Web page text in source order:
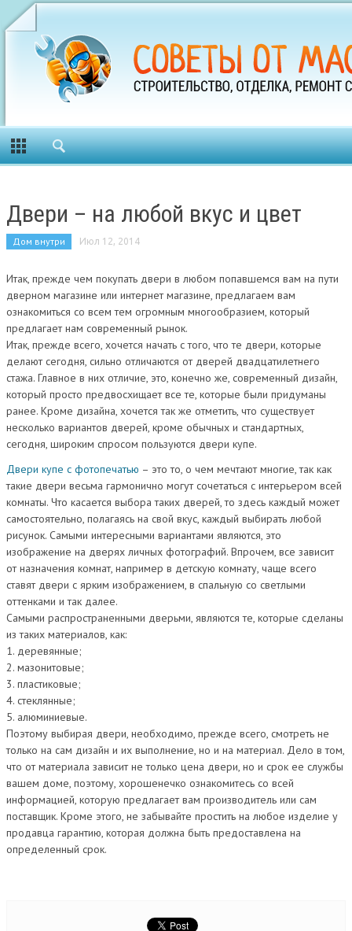
Двери – на любой вкус и цвет
Дом внутри Июл 12, 2014
Итак, прежде чем покупать двери в любом попавшемся вам на пути
дверном магазине или интернет магазине, предлагаем вам
ознакомиться со всем тем огромным многообразием, который
предлагает нам современный рынок.
Итак, прежде всего, хочется начать с того, что те двери, которые
делают сегодня, сильно отличаются от дверей двадцатилетнего
стажа. Главное в них отличие, это, конечно же, современный дизайн,
который просто предвосхищает все те, которые были придуманы
ранее. Кроме дизайна, хочется так же отметить, что существует
несколько вариантов дверей, кроме обычных и стандартных,
сегодня, широким спросом пользуются двери купе.
Двери купе с фотопечатью – это то, о чем мечтают многие, так как
такие двери весьма гармонично могут сочетаться с интерьером всей
комнаты. Что касается выбора таких дверей, то здесь каждый может
самостоятельно, полагаясь на свой вкус, каждый выбирать любой
рисунок. Самыми интересными вариантами являются, это
изображение на дверях личных фотографий. Впрочем, все зависит
от назначения комнат, например в детскую комнату, чаще всего
ставят двери с ярким изображением, в спальную со светлыми
оттенками и так далее.
Самыми распространенными дверьми, являются те, которые сделаны
из таких материалов, как:
1. деревянные;
2. мазонитовые;
3. пластиковые;
4. стеклянные;
5. алюминиевые.
Поэтому выбирая двери, необходимо, прежде всего, смотреть не
только на сам дизайн и их выполнение, но и на материал. Дело в том,
что от материала зависит не только цена двери, но и срок ее службы
вашем доме, поэтому, хорошенечко ознакомитесь со всей
информацией, которую предлагает вам производитель или сам
поставщик. Кроме этого, не забывайте простить на любое изделие у
продавца гарантию, которая должна быть предоставлена на
определенный срок.